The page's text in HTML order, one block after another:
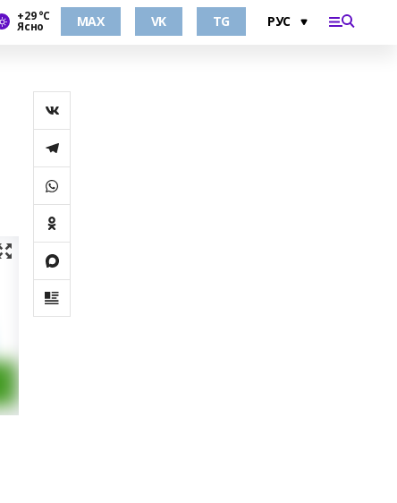
+29 °С
Ясно MAX VK TG